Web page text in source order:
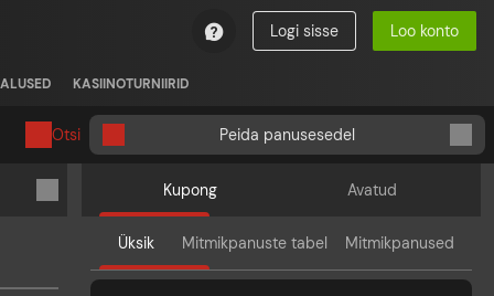
Logi sisse Loo konto
KASIINOTURNIIRID
Otsi Peida panusesedel
Kupong Avatud
Üksik Mitmikpanuste tabel Mitmikpanused